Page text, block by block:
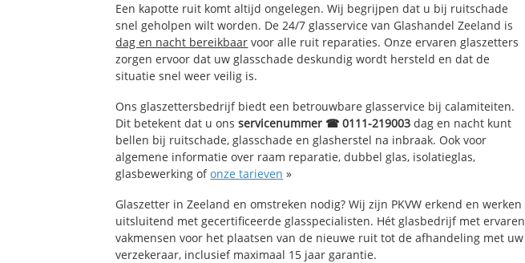
Een kapotte ruit komt altijd ongelegen. Wij begrijpen dat u bij ruitschade
snel geholpen wilt worden. De 24/7 glasservice van Glashandel Zeeland is
dag en nacht bereikbaar voor alle ruit reparaties. Onze ervaren glaszetters
zorgen ervoor dat uw glasschade deskundig wordt hersteld en dat de
situatie snel weer veilig is.
Ons glaszettersbedrijf biedt een betrouwbare glasservice bij calamiteiten.
Dit betekent dat u onsservicenummer ☎ 0111-219003 dag en nacht kunt
bellen bij ruitschade, glasschade en glasherstel na inbraak. Ook voor
algemene informatie over raam reparatie, dubbel glas, isolatieglas,
glasbewerking ofonze tarieven »
Glaszetter in Zeeland en omstreken nodig? Wij zijn PKVW erkend en werken
uitsluitend met gecertificeerde glasspecialisten. Hét glasbedrijf met ervaren
vakmensen voor het plaatsen van de nieuwe ruit tot de afhandeling met uw
verzekeraar, inclusief maximaal 15 jaar garantie.